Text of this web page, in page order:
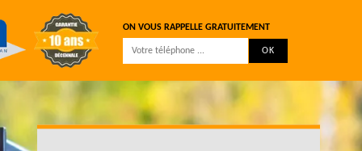
ON VOUS RAPPELLE GRATUITEMENT